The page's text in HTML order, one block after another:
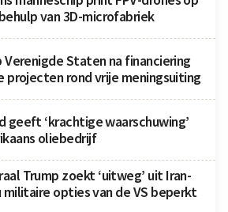
van 3D-microfabriek
Verenigde Staten na financiering
projecten rond vrije meningsuiting
geeft ‘krachtige waarschuwing’
oliebedrijf
Trump zoekt ‘uitweg’ uit Iran-
militaire opties van de VS beperkt